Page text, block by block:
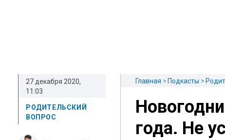
Главная Подкасты
года. Не
27 декабря 2020,
11:03
РОДИТЕЛЬСКИЙ
ВОПРОС